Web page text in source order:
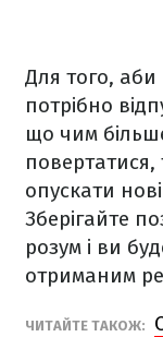
Для того, аби
потрібно
що чим
опускати
Зберігайте
розум і ви
отриманим
ЧИТАЙТЕ ТАКОЖ: